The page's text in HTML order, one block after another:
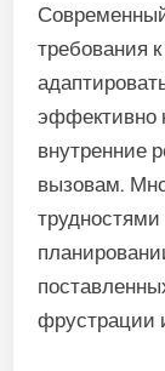
требования
эффективно
внутренние
вызовам.
фрустрации